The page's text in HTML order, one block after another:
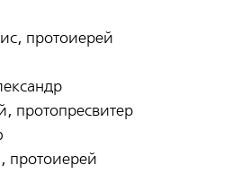
протоиерей
протопресвитер
протоиерей